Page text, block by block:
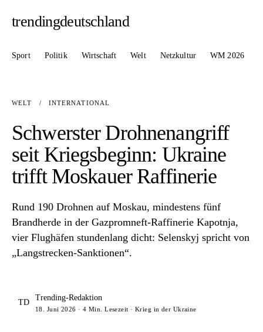
trendingdeutschland
Sport Politik Wirtschaft Welt Netzkultur WM 2026
WELT / INTERNATIONAL
Schwerster Drohnenangriff
seit Kriegsbeginn: Ukraine
trifft Moskauer Raffinerie
Rund 190 Drohnen auf Moskau, mindestens fünf
Brandherde in der Gazpromneft-Raffinerie Kapotnja,
vier Flughäfen stundenlang dicht: Selenskyj spricht von
„Langstrecken-Sanktionen“.
TD
Trending-Redaktion
18. Juni 2026 · 4 Min. Lesezeit · Krieg in der Ukraine